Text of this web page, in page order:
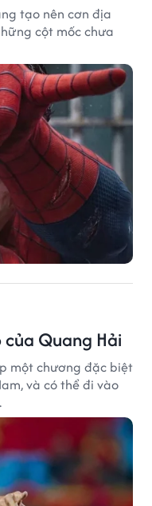
tạo nên cơn địa
cột mốc chưa
Quang Hải
một chương đặc biệt
và có thể đi vào